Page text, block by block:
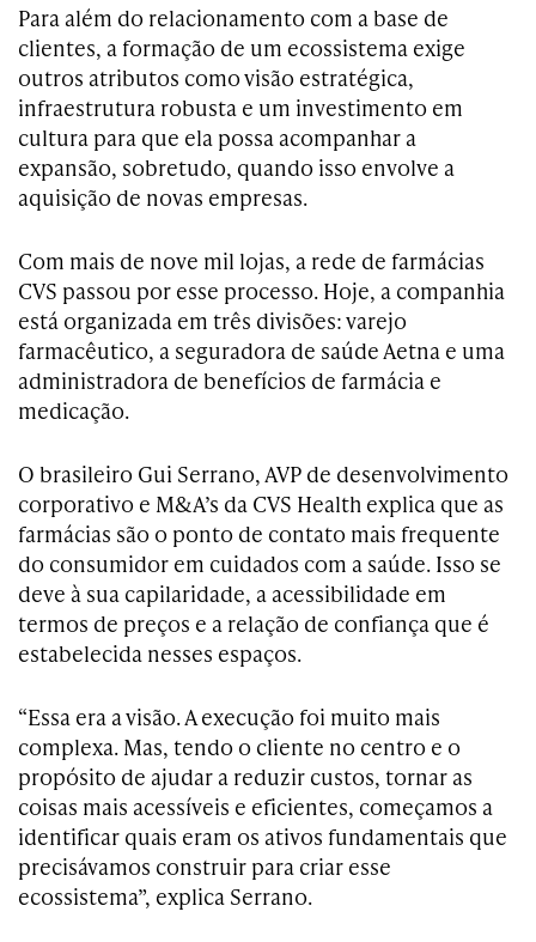
Para além do relacionamento com a base de
clientes, a formação de um ecossistema exige
outros atributos como visão estratégica,
infraestrutura robusta e um investimento em
cultura para que ela possa acompanhar a
expansão, sobretudo, quando isso envolve a
aquisição de novas empresas.
Com mais de nove mil lojas, a rede de farmácias
CVS passou por esse processo. Hoje, a companhia
está organizada em três divisões: varejo
farmacêutico, a seguradora de saúde Aetna e uma
administradora de benefícios de farmácia e
medicação.
O brasileiro Gui Serrano, AVP de desenvolvimento
corporativo e M&A’s da CVS Health explica que as
farmácias são o ponto de contato mais frequente
do consumidor em cuidados com a saúde. Isso se
deve à sua capilaridade, a acessibilidade em
termos de preços e a relação de confiança que é
estabelecida nesses espaços.
“Essa era a visão. A execução foi muito mais
complexa. Mas, tendo o cliente no centro e o
propósito de ajudar a reduzir custos, tornar as
coisas mais acessíveis e eficientes, começamos a
identificar quais eram os ativos fundamentais que
precisávamos construir para criar esse
ecossistema”, explica Serrano.